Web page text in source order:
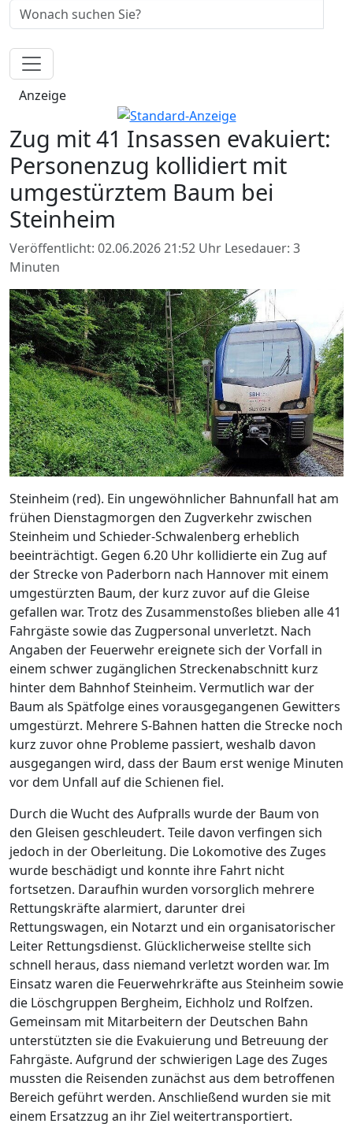
Anzeige
Zug mit 41 Insassen evakuiert:
Personenzug kollidiert mit
umgestürztem Baum bei
Steinheim
Veröffentlicht: 02.06.2026 21:52 Uhr Lesedauer: 3
Minuten
Steinheim (red). Ein ungewöhnlicher Bahnunfall hat am
frühen Dienstagmorgen den Zugverkehr zwischen
Steinheim und Schieder-Schwalenberg erheblich
beeinträchtigt. Gegen 6.20 Uhr kollidierte ein Zug auf
der Strecke von Paderborn nach Hannover mit einem
umgestürzten Baum, der kurz zuvor auf die Gleise
gefallen war. Trotz des Zusammenstoßes blieben alle 41
Fahrgäste sowie das Zugpersonal unverletzt. Nach
Angaben der Feuerwehr ereignete sich der Vorfall in
einem schwer zugänglichen Streckenabschnitt kurz
hinter dem Bahnhof Steinheim. Vermutlich war der
Baum als Spätfolge eines vorausgegangenen Gewitters
umgestürzt. Mehrere S-Bahnen hatten die Strecke noch
kurz zuvor ohne Probleme passiert, weshalb davon
ausgegangen wird, dass der Baum erst wenige Minuten
vor dem Unfall auf die Schienen fiel.
Durch die Wucht des Aufpralls wurde der Baum von
den Gleisen geschleudert. Teile davon verfingen sich
jedoch in der Oberleitung. Die Lokomotive des Zuges
wurde beschädigt und konnte ihre Fahrt nicht
fortsetzen. Daraufhin wurden vorsorglich mehrere
Rettungskräfte alarmiert, darunter drei
Rettungswagen, ein Notarzt und ein organisatorischer
Leiter Rettungsdienst. Glücklicherweise stellte sich
schnell heraus, dass niemand verletzt worden war. Im
Einsatz waren die Feuerwehrkräfte aus Steinheim sowie
die Löschgruppen Bergheim, Eichholz und Rolfzen.
Gemeinsam mit Mitarbeitern der Deutschen Bahn
unterstützten sie die Evakuierung und Betreuung der
Fahrgäste. Aufgrund der schwierigen Lage des Zuges
mussten die Reisenden zunächst aus dem betroffenen
Bereich geführt werden. Anschließend wurden sie mit
einem Ersatzzug an ihr Ziel weitertransportiert.